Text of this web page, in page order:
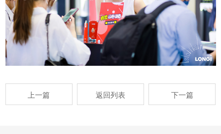
上一篇 返回列表 下一篇